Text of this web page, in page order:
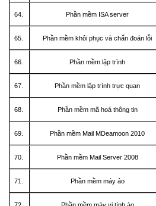
64. Phần mềm ISA server
65. Phần mềm khôi phục và chẩn đoán lỗi
66. Phần mềm lập trình
67. Phần mềm lập trình trực quan
68. Phần mềm mã hoá thông tin
69. Phần mềm Mail MDeamoon 2010
70. Phần mềm Mail Server 2008
71. Phần mềm máy ảo